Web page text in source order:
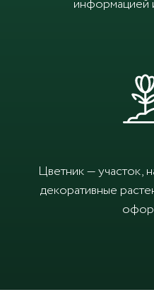
информацией
Цветник — участок,
декоративные